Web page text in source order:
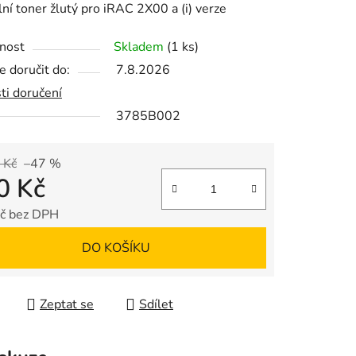
toner žlutý pro iRAC 2X00 a (i) verze
Skladem (1 ks)
doručit do:
7.8.2026
doručení
3785B002
–47 %
Kč
bez DPH
DO KOŠÍKU
Zeptat se Sdílet